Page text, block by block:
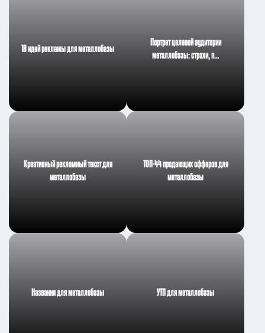
18 идей рекламы для металлобазы
Портрет целевой аудитории
металлобазы: страхи, п…
Креативный рекламный текст для
металлобазы
ТОП-44 продающих офферов для
металлобазы
Названия для металлобазы УТП для металлобазы